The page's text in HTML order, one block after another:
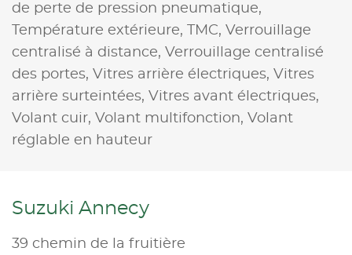
de perte de pression pneumatique,
Température extérieure,
TMC, Verrouillage
centralisé à distance, Verrouillage centralisé
des portes, Vitres arrière électriques, Vitres
arrière surteintées, Vitres avant électriques,
Volant cuir, Volant multifonction, Volant
réglable en hauteur
Suzuki Annecy
39 chemin de la fruitière